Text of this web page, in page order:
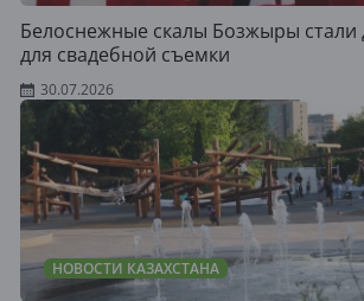
Белоснежные скалы Бозжыры стали
для свадебной съемки
30.07.2026
НОВОСТИ КАЗАХСТАНА